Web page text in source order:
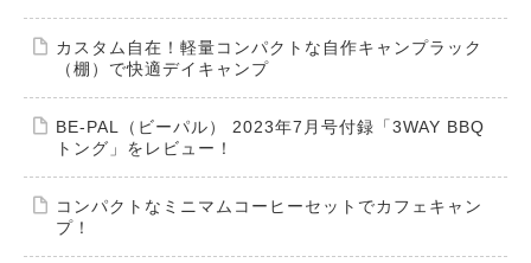
カスタム自在！軽量コンパクトな自作キャンプラック
（棚）で快適デイキャンプ
BE-PAL（ビーパル） 2023年7月号付録「3WAY BBQ
トング」をレビュー！
コンパクトなミニマムコーヒーセットでカフェキャン
プ！